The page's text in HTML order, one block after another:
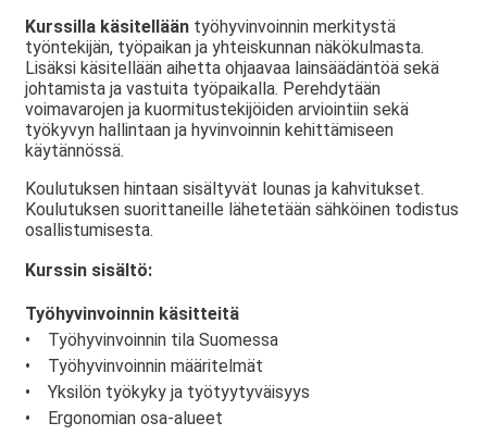
Kurssilla käsitellään työhyvinvoinnin merkitystä
työntekijän, työpaikan ja yhteiskunnan näkökulmasta.
Lisäksi käsitellään aihetta ohjaavaa lainsäädäntöä sekä
johtamista ja vastuita työpaikalla. Perehdytään
voimavarojen ja kuormitustekijöiden arviointiin sekä
työkyvyn hallintaan ja hyvinvoinnin kehittämiseen
käytännössä.
Koulutuksen hintaan sisältyvät lounas ja kahvitukset.
Koulutuksen suorittaneille lähetetään sähköinen todistus
osallistumisesta.
Kurssin sisältö:
Työhyvinvoinnin käsitteitä
• Työhyvinvoinnin tila Suomessa
• Työhyvinvoinnin määritelmät
• Yksilön työkyky ja työtyytyväisyys
• Ergonomian osa-alueet